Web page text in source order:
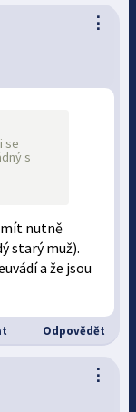
⋮
se
s
mít nutně
starý muž).
a že jsou
Odpovědět
⋮